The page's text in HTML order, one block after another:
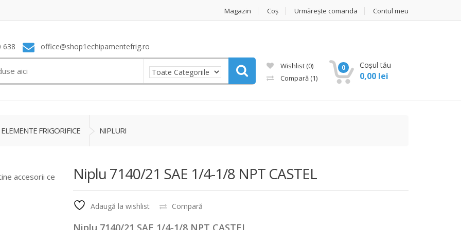
Magazin Coș Urmărește comanda Contul meu
638 office@shop1echipamentefrig.ro
Wishlist (0)
Compară (1)
0 Coșul tău
0,00 lei
ELEMENTE FRIGORIFICE NIPLURI
accesorii ce
Niplu 7140/21 SAE 1/4-1/8 NPT CASTEL
Adaugă la wishlist Compară
Niplu 7140/21 SAE 1/4-1/8 NPT CASTEL